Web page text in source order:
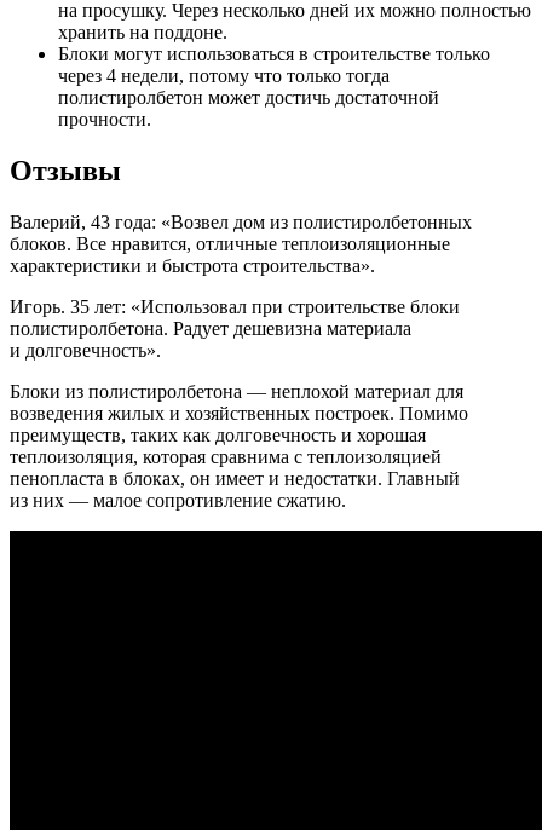
на просушку. Через несколько дней их можно полностью
хранить на поддоне.
Блоки могут использоваться в строительстве только
через 4 недели, потому что только тогда
полистиролбетон может достичь достаточной
прочности.
Отзывы
Валерий, 43 года: «Возвел дом из полистиролбетонных
блоков. Все нравится, отличные теплоизоляционные
характеристики и быстрота строительства».
Игорь. 35 лет: «Использовал при строительстве блоки
полистиролбетона. Радует дешевизна материала
и долговечность».
Блоки из полистиролбетона — неплохой материал для
возведения жилых и хозяйственных построек. Помимо
преимуществ, таких как долговечность и хорошая
теплоизоляция, которая сравнима с теплоизоляцией
пенопласта в блоках, он имеет и недостатки. Главный
из них — малое сопротивление сжатию.